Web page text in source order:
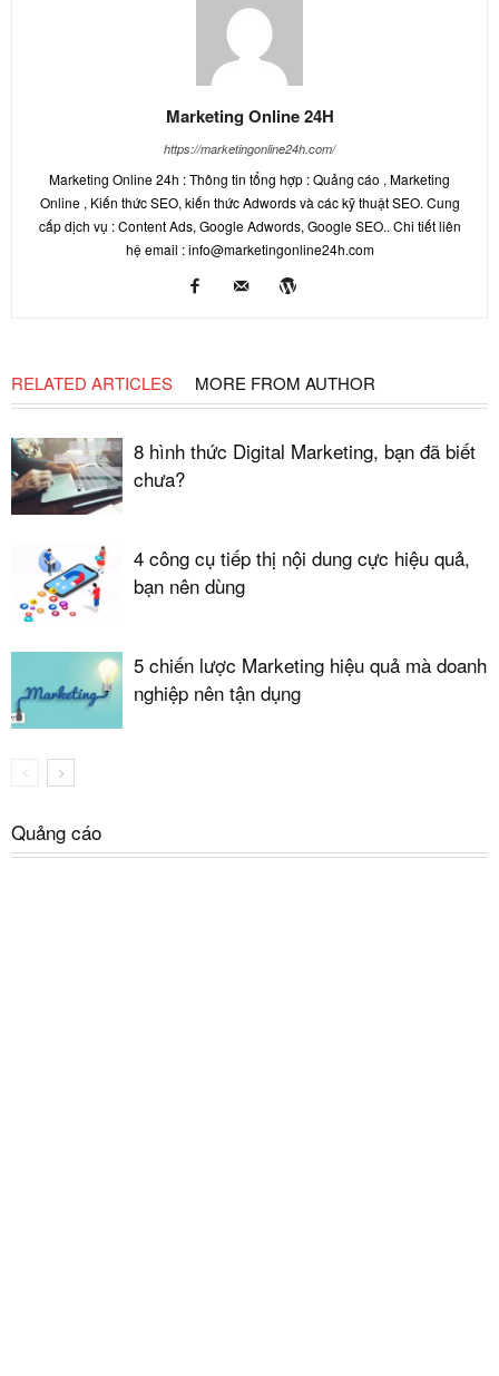
Marketing Online 24H
https://marketingonline24h.com/
Marketing Online 24h : Thông tin tổng hợp : Quảng cáo , Marketing
Online , Kiến thức SEO, kiến thức Adwords và các kỹ thuật SEO. Cung
cấp dịch vụ : Content Ads, Google Adwords, Google SEO.. Chi tiết liên
hệ email : info@marketingonline24h.com
RELATED ARTICLES MORE FROM AUTHOR
8 hình thức Digital Marketing, bạn đã biết
chưa?
4 công cụ tiếp thị nội dung cực hiệu quả,
bạn nên dùng
5 chiến lược Marketing hiệu quả mà doanh
nghiệp nên tận dụng
Quảng cáo